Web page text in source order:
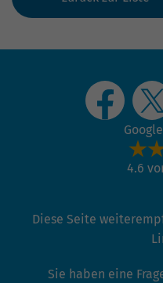
4.6
Diese Seite
Sie haben eine